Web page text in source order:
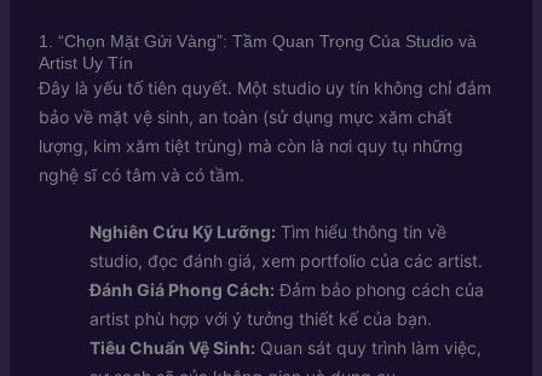
1. “Chọn Mặt Gửi Vàng”: Tầm Quan Trọng Của Studio và
Artist Uy Tín
Đây là yếu tố tiên quyết. Một studio uy tín không chỉ đảm
bảo về mặt vệ sinh, an toàn (sử dụng mực xăm chất
lượng, kim xăm tiệt trùng) mà còn là nơi quy tụ những
nghệ sĩ có tâm và có tầm.
Nghiên Cứu Kỹ Lưỡng: Tìm hiểu thông tin về
studio, đọc đánh giá, xem portfolio của các artist.
Đánh Giá Phong Cách: Đảm bảo phong cách của
artist phù hợp với ý tưởng thiết kế của bạn.
Tiêu Chuẩn Vệ Sinh: Quan sát quy trình làm việc,